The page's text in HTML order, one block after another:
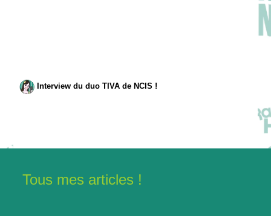
Interview du duo TIVA de NCIS !
Tous mes articles !